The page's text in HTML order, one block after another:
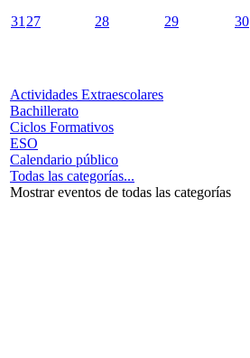
31 27 28 29 30
Actividades Extraescolares
Bachillerato
Ciclos Formativos
ESO
Calendario público
Todas las categorías...
Mostrar eventos de todas las categorías